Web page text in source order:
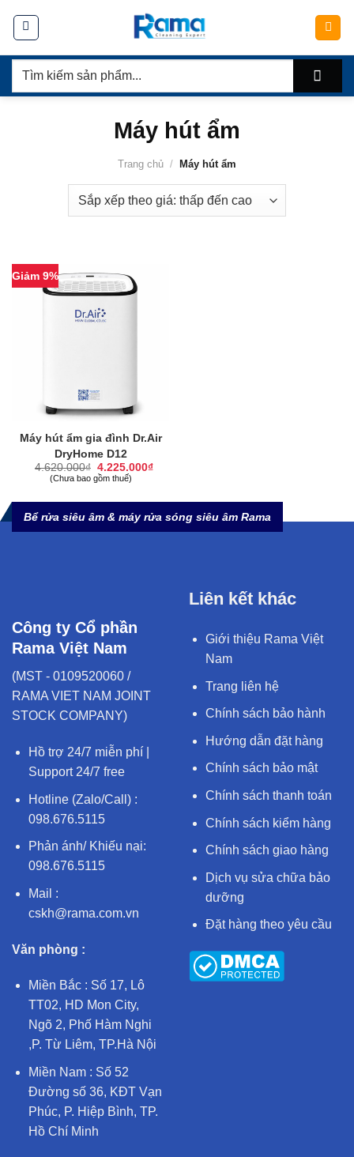
dung
Tìm
Máy hút ẩm
Trang chủ / Máy hút ẩm
Giảm 9%
Máy hút ẩm gia đình Dr.Air
DryHome D12
4.620.000₫ Giá
gốc
là:
4.225.000₫Giá
(Chưa bao gồm thuế)
Bể rửa siêu âm & máy rửa sóng siêu âm Rama
Công ty Cổ phần
Rama Việt Nam
(MST - 0109520060 /
RAMA VIET NAM JOINT
STOCK COMPANY)
Hồ trợ 24/7 miễn phí |
Support 24/7 free
Hotline (Zalo/Call) :
098.676.5115
Phản ánh/ Khiếu nại:
098.676.5115
Mail :
cskh@rama.com.vn
Văn phòng :
Miền Bắc : Số 17, Lô
TT02, HD Mon City,
Ngõ 2, Phố Hàm Nghi
,P. Từ Liêm, TP.Hà Nội
Miền Nam : Số 52
Đường số 36, KĐT Vạn
Phúc, P. Hiệp Bình, TP.
Hồ Chí Minh
Liên kết khác
Giới thiệu Rama Việt
Nam
Trang liên hệ
Chính sách bảo hành
Hướng dẫn đặt hàng
Chính sách bảo mật
Chính sách thanh toán
Chính sách kiểm hàng
Chính sách giao hàng
Dịch vụ sửa chữa bảo
dưỡng
Đặt hàng theo yêu cầu